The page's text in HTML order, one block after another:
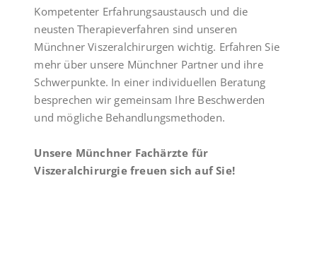
Kompetenter Erfahrungsaustausch und die
neusten Therapieverfahren sind unseren
Münchner Viszeralchirurgen wichtig. Erfahren Sie
mehr über unsere Münchner Partner und ihre
Schwerpunkte. In einer individuellen Beratung
besprechen wir gemeinsam Ihre Beschwerden
und mögliche Behandlungsmethoden.
Unsere Münchner Fachärzte für
Viszeralchirurgie freuen sich auf Sie!